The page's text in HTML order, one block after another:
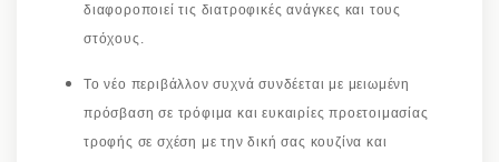
διαφοροποιεί τις διατροφικές ανάγκες και τους
στόχους.
Το νέο περιβάλλον συχνά συνδέεται με μειωμένη
πρόσβαση σε τρόφιμα και ευκαιρίες προετοιμασίας
τροφής σε σχέση με την δική σας κουζίνα και